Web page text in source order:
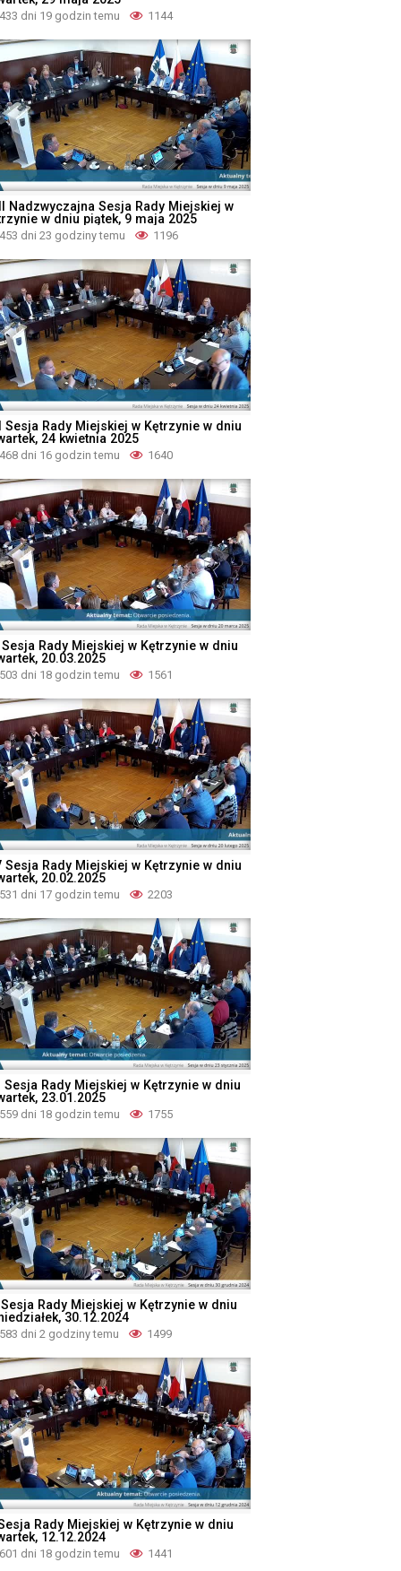
433 dni 19 godzin temu 1144
Nadzwyczajna Sesja Rady Miejskiej w
w dniu piątek, 9 maja 2025
453 dni 23 godziny temu 1196
Sesja Rady Miejskiej w Kętrzynie w dniu
24 kwietnia 2025
468 dni 16 godzin temu 1640
Sesja Rady Miejskiej w Kętrzynie w dniu
20.03.2025
503 dni 18 godzin temu 1561
Sesja Rady Miejskiej w Kętrzynie w dniu
20.02.2025
531 dni 17 godzin temu 2203
Sesja Rady Miejskiej w Kętrzynie w dniu
23.01.2025
559 dni 18 godzin temu 1755
Rady Miejskiej w Kętrzynie w dniu
30.12.2024
583 dni 2 godziny temu 1499
Rady Miejskiej w Kętrzynie w dniu
12.12.2024
601 dni 18 godzin temu 1441